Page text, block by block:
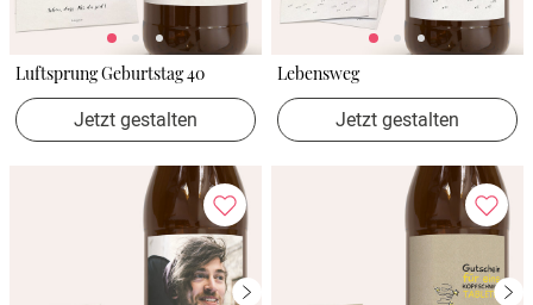
Luftsprung Geburtstag 40
Jetzt gestalten
Lebensweg
Jetzt gestalten